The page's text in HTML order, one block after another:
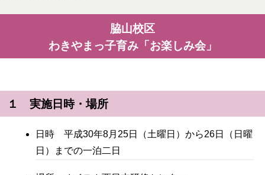
脇山校区
わきやまっ子育み「お楽しみ会」
１ 実施日時・場所
日時 平成30年8月25日（土曜日）から26日（日曜
日）までの一泊二日